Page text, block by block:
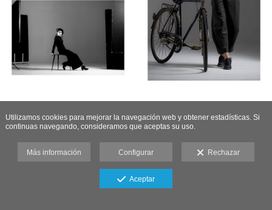
Utilizamos cookies para mejorar la navegación web y obtener estadísticas. Si
continuas navegando, consideramos que aceptas su uso.
Más información Configurar Rechazar
Aceptar